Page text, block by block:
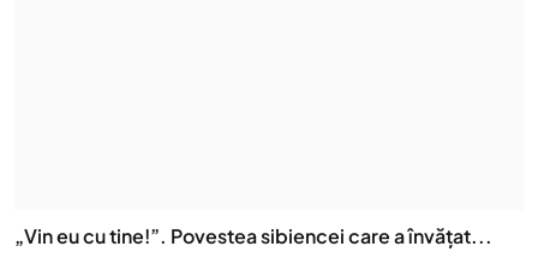
„Vin eu cu tine!”. Povestea sibiencei care a învățat...